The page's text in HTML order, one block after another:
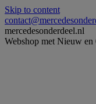
Skip to content
mercedesonderdeel.nl
Webshop met Nieuw en